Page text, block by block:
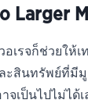
Larger
เรจก็ช่วยให้เ
ะสินทรัพย์ที่มี
จเป็นไปไม่ได้